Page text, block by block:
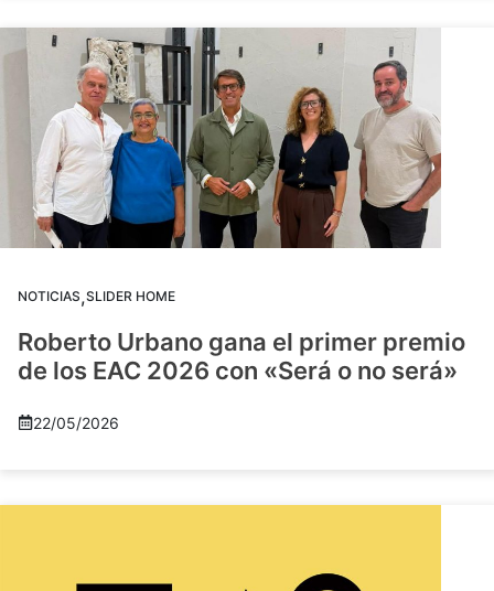
NOTICIAS,SLIDER HOME
Roberto Urbano gana el primer premio
de los EAC 2026 con «Será o no será»
22/05/2026